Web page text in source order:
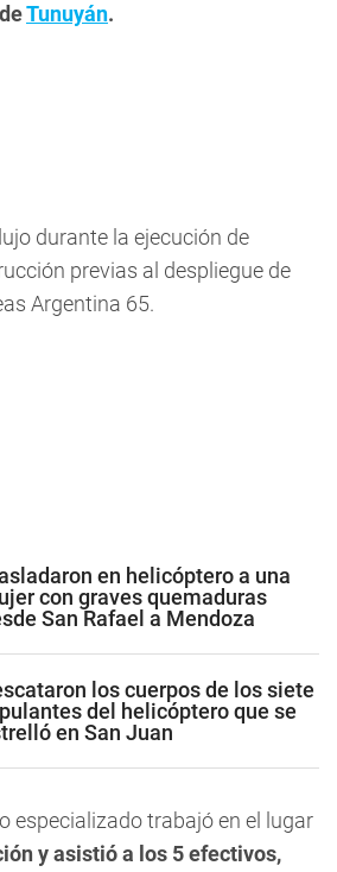
Tunuyán.
durante la ejecución de
previas al despliegue de
Argentina 65.
en helicóptero a una
con graves quemaduras
San Rafael a Mendoza
los cuerpos de los siete
del helicóptero que se
en San Juan
especializado trabajó en el lugar
y asistió a los 5 efectivos,